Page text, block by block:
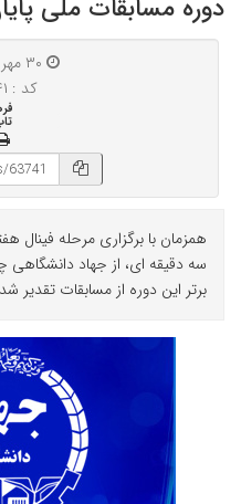
دوره مسابقات ملی
کد : ۶۳۷۴۱
همزمان با برگزاری مرحله فینال
سه دقیقه ای، از جهاد دانشگاهی
برتر این دوره از مسابقات تقدیر